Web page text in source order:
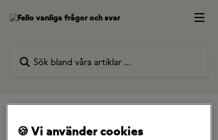
Jag betalar med faktura
Hur byter jag konto för autogiro?
🍪 Vi använder cookies